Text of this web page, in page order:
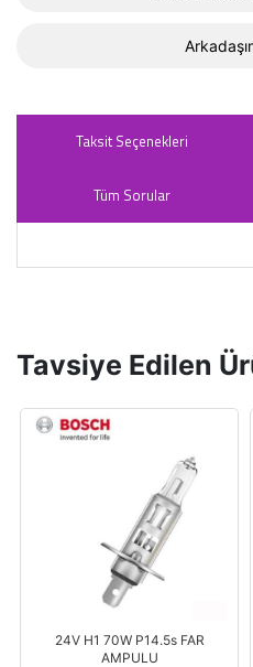
Taksit Seçenekleri
Tüm Sorular
Tavsiye Edilen
24V H1 70W P14.5s FAR
AMPULU